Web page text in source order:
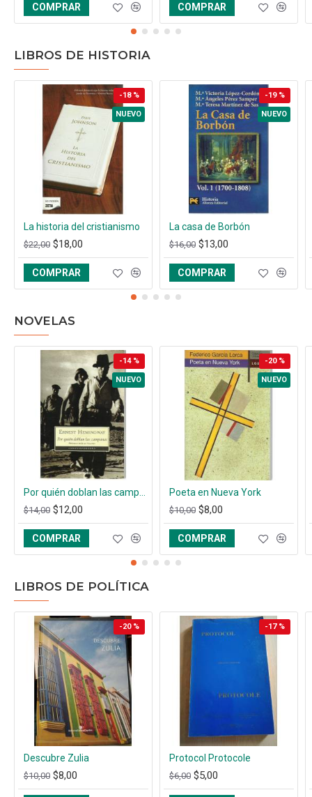
COMPRAR COMPRAR
LIBROS DE HISTORIA
NUEVO
-18 %
La historia del cristianismo
$22,00 $18,00
COMPRAR
NUEVO
-19 %
La casa de Borbón
$16,00 $13,00
COMPRAR
NOVELAS
NUEVO
-14 %
Por quién doblan las campanas
$14,00 $12,00
COMPRAR
NUEVO
-20 %
Poeta en Nueva York
$10,00 $8,00
COMPRAR
LIBROS DE POLÍTICA
-20 %
Descubre Zulia
$10,00 $8,00
-17 %
Protocol Protocole
$6,00 $5,00